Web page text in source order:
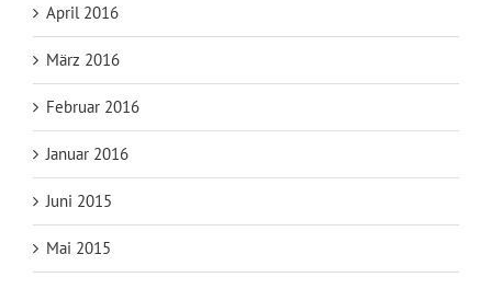
April 2016
März 2016
Februar 2016
Januar 2016
Juni 2015
Mai 2015